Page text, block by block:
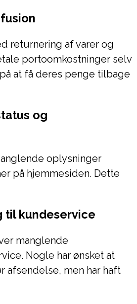
returnering af varer og
portoomkostninger selv
at få deres penge tilbage
og
oplysninger
på hjemmesiden. Dette
til kundeservice
manglende
Nogle har ønsket at
men har haft